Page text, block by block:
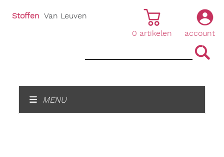
account
|
0 artikelen
Stoffen Van Leuven
MENU